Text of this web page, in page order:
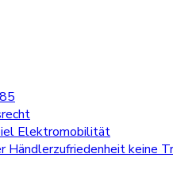
Elektromobilität
keine